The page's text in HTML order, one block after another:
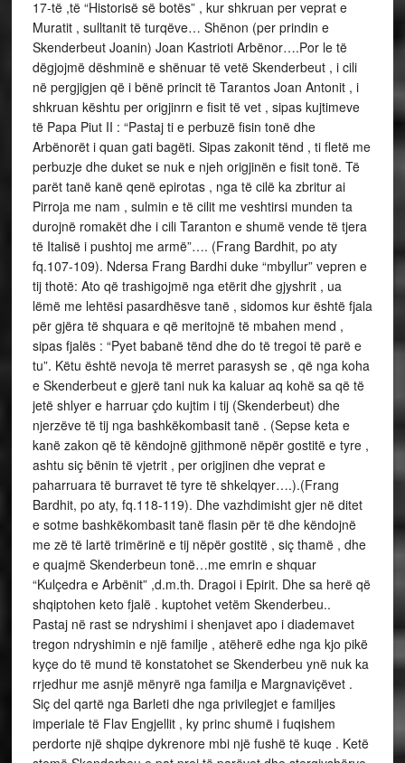
17-të ,të “Historisë së botës” , kur shkruan per veprat e
Muratit , sulltanit të turqëve… Shënon (per prindin e
Skenderbeut Joanin) Joan Kastrioti Arbënor….Por le të
dëgjojmë dëshminë e shënuar të vetë Skenderbeut , i cili
në pergjigjen që i bënë princit të Tarantos Joan Antonit , i
shkruan kështu per origjinrn e fisit të vet , sipas kujtimeve
të Papa Piut II : “Pastaj ti e perbuzë fisin tonë dhe
Arbënorët i quan gati bagëti. Sipas zakonit tënd , ti fletë me
perbuzje dhe duket se nuk e njeh origjinën e fisit tonë. Të
parët tanë kanë qenë epirotas , nga të cilë ka zbritur ai
Pirroja me nam , sulmin e të cilit me veshtirsi munden ta
durojnë romakët dhe i cili Taranton e shumë vende të tjera
të Italisë i pushtoj me armë”…. (Frang Bardhit, po aty
fq.107-109). Ndersa Frang Bardhi duke “mbyllur” vepren e
tij thotë: Ato që trashigojmë nga etërit dhe gjyshrit , ua
lëmë me lehtësi pasardhësve tanë , sidomos kur është fjala
për gjëra të shquara e që meritojnë të mbahen mend ,
sipas fjalës : “Pyet babanë tënd dhe do të tregoi të parë e
tu”. Këtu është nevoja të merret parasysh se , që nga koha
e Skenderbeut e gjerë tani nuk ka kaluar aq kohë sa që të
jetë shlyer e harruar çdo kujtim i tij (Skenderbeut) dhe
njerzëve të tij nga bashkëkombasit tanë . (Sepse keta e
kanë zakon që të këndojnë gjithmonë nëpër gostitë e tyre ,
ashtu siç bënin të vjetrit , per origjinen dhe veprat e
paharruara të burravet të tyre të shkelqyer….).(Frang
Bardhit, po aty, fq.118-119). Dhe vazhdimisht gjer në ditet
e sotme bashkëkombasit tanë flasin për të dhe këndojnë
me zë të lartë trimërinë e tij nëpër gostitë , siç thamë , dhe
e quajmë Skenderbeun tonë…me emrin e shquar
“Kulçedra e Arbënit” ,d.m.th. Dragoi i Epirit. Dhe sa herë që
shqiptohen keto fjalë . kuptohet vetëm Skenderbeu..
Pastaj në rast se ndryshimi i shenjavet apo i diademavet
tregon ndryshimin e një familje , atëherë edhe nga kjo pikë
kyçe do të mund të konstatohet se Skenderbeu ynë nuk ka
rrjedhur me asnjë mënyrë nga familja e Margnaviçëvet .
Siç del qartë nga Barleti dhe nga privilegjet e familjes
imperiale të Flav Engjellit , ky princ shumë i fuqishem
perdorte një shqipe dykrenore mbi një fushë të kuqe . Ketë